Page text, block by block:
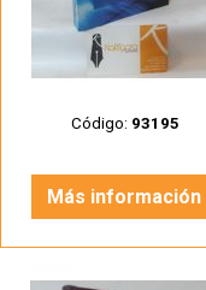
Código: 93195
Más información